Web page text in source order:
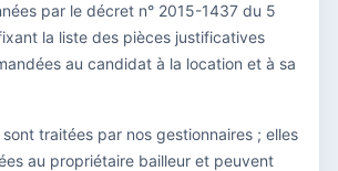
par le décret n° 2015-1437 du 5
la liste des pièces justificatives
au candidat à la location et à sa
traitées par nos gestionnaires ; elles
au propriétaire bailleur et peuvent